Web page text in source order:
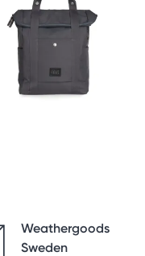
Weathergoods
Sweden